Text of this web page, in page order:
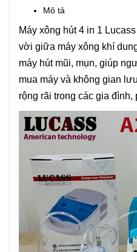
Mô tả
Máy xông hút 4 in 1
vời giữa máy xông khí
máy hút mũi, mụn, giúp
mua máy và không gian
rộng rãi trong các gia đình,